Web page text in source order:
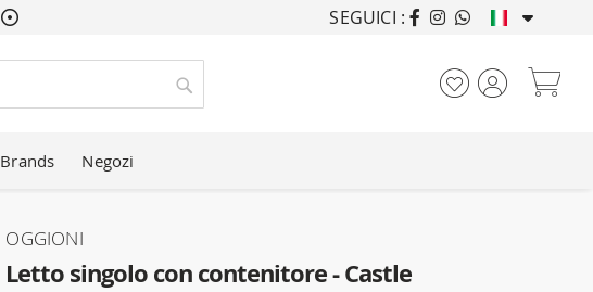
ARREDANDO CASE
SEGUICI :
Cerca
Brands Negozi
Letto singolo con contenitore - Castle
OGGIONI